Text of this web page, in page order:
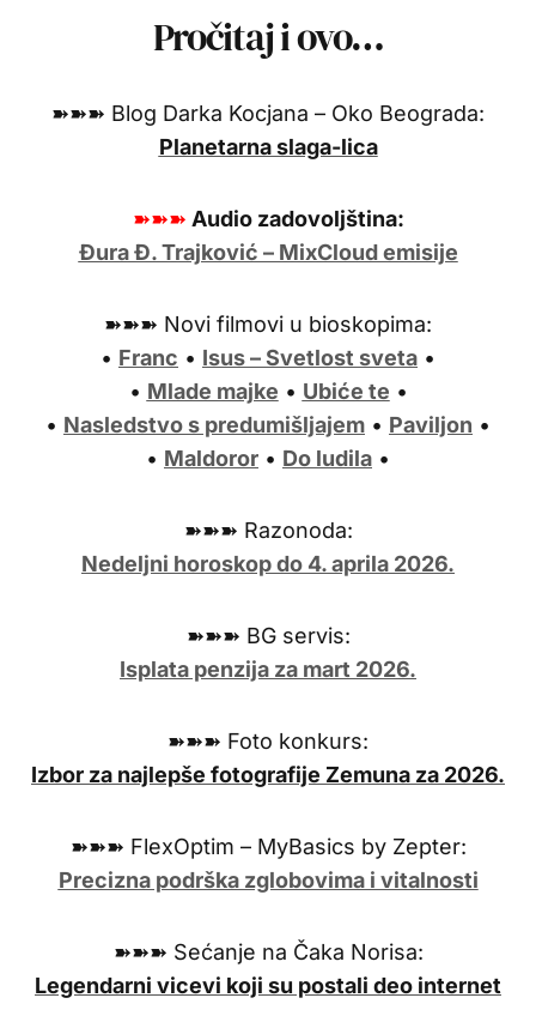
Pročitaj i ovo…
➽➽➽ Blog Darka Kocjana – Oko Beograda:
Planetarna slaga-lica
➽➽➽ Audio zadovoljština:
Đura Đ. Trajković – MixCloud emisije
➽➽➽ Novi filmovi u bioskopima:
• Franc • Isus – Svetlost sveta •
• Mlade majke • Ubiće te •
• Nasledstvo s predumišljajem • Paviljon •
• Maldoror • Do ludila •
➽➽➽ Razonoda:
Nedeljni horoskop do 4. aprila 2026.
➽➽➽ BG servis:
Isplata penzija za mart 2026.
➽➽➽ Foto konkurs:
Izbor za najlepše fotografije Zemuna za 2026.
➽➽➽ FlexOptim – MyBasics by Zepter:
Precizna podrška zglobovima i vitalnosti
➽➽➽ Sećanje na Čaka Norisa:
Legendarni vicevi koji su postali deo internet